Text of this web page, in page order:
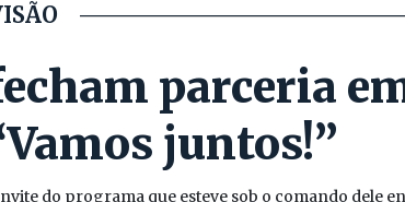
parceria
juntos!”
do programa que esteve sob o comando dele